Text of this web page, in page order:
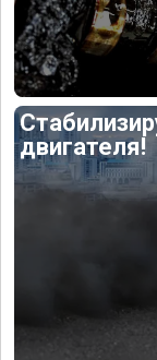
двигателя!